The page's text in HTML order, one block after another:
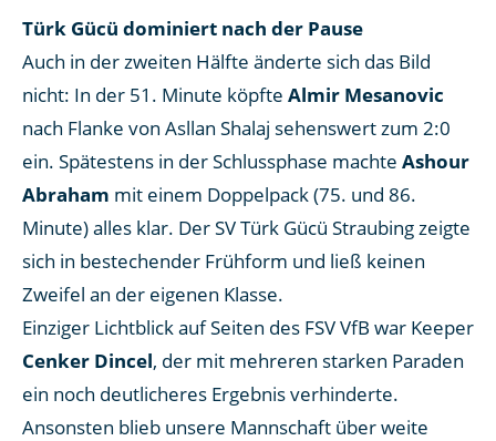
Türk Gücü dominiert nach der Pause
Auch in der zweiten Hälfte änderte sich das Bild
nicht: In der 51. Minute köpfte Almir Mesanovic
nach Flanke von Asllan Shalaj sehenswert zum 2:0
ein. Spätestens in der Schlussphase machte Ashour
Abraham mit einem Doppelpack (75. und 86.
Minute) alles klar. Der SV Türk Gücü Straubing zeigte
sich in bestechender Frühform und ließ keinen
Zweifel an der eigenen Klasse.
Einziger Lichtblick auf Seiten des FSV VfB war Keeper
Cenker Dincel, der mit mehreren starken Paraden
ein noch deutlicheres Ergebnis verhinderte.
Ansonsten blieb unsere Mannschaft über weite